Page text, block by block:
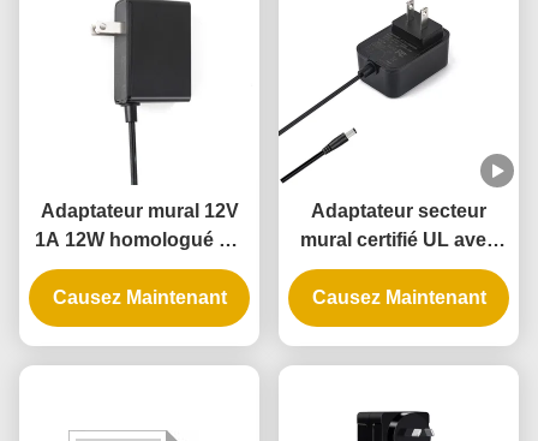
Adaptateur mural 12V
1A 12W homologué UL
avec garantie de 3 ans
et multiples protections
Causez Maintenant
Adaptateur secteur
mural certifié UL avec
sortie 5V 12V 24V et
alimentation 12W 24W
pour serrure de porte
Causez Maintenant